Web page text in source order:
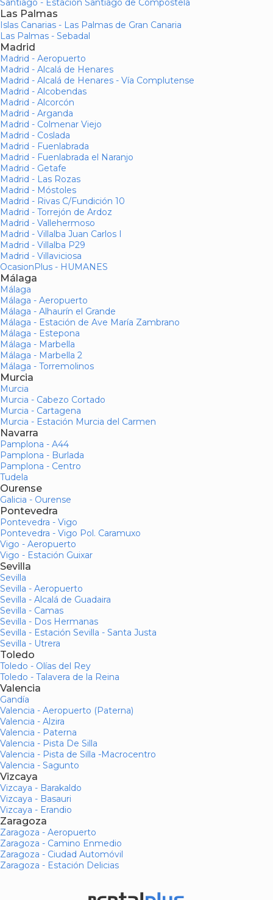
Santiago - Estación Santiago de Compostela
Las Palmas
Islas Canarias - Las Palmas de Gran Canaria
Las Palmas - Sebadal
Madrid
Madrid - Aeropuerto
Madrid - Alcalá de Henares
Madrid - Alcalá de Henares - Vía Complutense
Madrid - Alcobendas
Madrid - Alcorcón
Madrid - Arganda
Madrid - Colmenar Viejo
Madrid - Coslada
Madrid - Fuenlabrada
Madrid - Fuenlabrada el Naranjo
Madrid - Getafe
Madrid - Las Rozas
Madrid - Móstoles
Madrid - Rivas C/Fundición 10
Madrid - Torrejón de Ardoz
Madrid - Vallehermoso
Madrid - Villalba Juan Carlos I
Madrid - Villalba P29
Madrid - Villaviciosa
OcasionPlus - HUMANES
Málaga
Málaga
Málaga - Aeropuerto
Málaga - Alhaurín el Grande
Málaga - Estación de Ave María Zambrano
Málaga - Estepona
Málaga - Marbella
Málaga - Marbella 2
Málaga - Torremolinos
Murcia
Murcia
Murcia - Cabezo Cortado
Murcia - Cartagena
Murcia - Estación Murcia del Carmen
Navarra
Pamplona - A44
Pamplona - Burlada
Pamplona - Centro
Tudela
Ourense
Galicia - Ourense
Pontevedra
Pontevedra - Vigo
Pontevedra - Vigo Pol. Caramuxo
Vigo - Aeropuerto
Vigo - Estación Guixar
Sevilla
Sevilla
Sevilla - Aeropuerto
Sevilla - Alcalá de Guadaira
Sevilla - Camas
Sevilla - Dos Hermanas
Sevilla - Estación Sevilla - Santa Justa
Sevilla - Utrera
Toledo
Toledo - Olías del Rey
Toledo - Talavera de la Reina
Valencia
Gandía
Valencia - Aeropuerto (Paterna)
Valencia - Alzira
Valencia - Paterna
Valencia - Pista De Silla
Valencia - Pista de Silla -Macrocentro
Valencia - Sagunto
Vizcaya
Vizcaya - Barakaldo
Vizcaya - Basauri
Vizcaya - Erandio
Zaragoza
Zaragoza - Aeropuerto
Zaragoza - Camino Enmedio
Zaragoza - Ciudad Automóvil
Zaragoza - Estación Delicias